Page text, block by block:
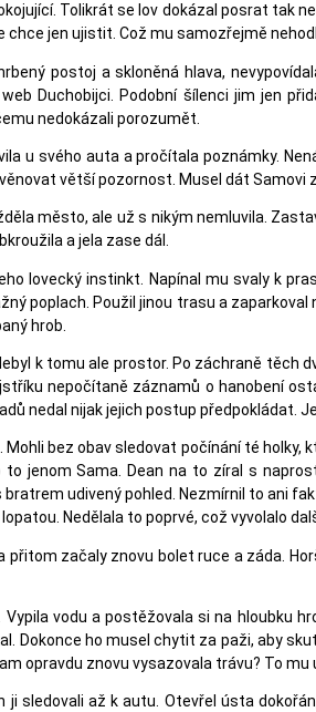
Tolikrát se lov dokázal posrat tak
chce jen ujistit. Což mu samozřejmě
postoj a skloněná hlava,
Duchobijci. Podobní šílenci jim jen
nedokázali porozumět.
u svého auta a pročítala poznámky.
větší pozornost. Musel dát Samovi
město, ale už s nikým nemluvila.
a jela zase dál.
lovecký instinkt. Napínal mu svaly k
poplach. Použil jinou trasu a
hrob.
k tomu ale prostor. Po záchraně
nepočítaně záznamů o hanobení
nedal nijak jejich postup
bez obav sledovat počínání té
to jenom Sama. Dean na to zíral s
udivený pohled. Nezmírnil to ani
Nedělala to poprvé, což vyvolalo
přitom začaly znovu bolet ruce a záda.
Vypila vodu a postěžovala si na hloubku
Dokonce ho musel chytit za paži, aby
opravdu znovu vysazovala trávu? To mu
sledovali až k autu. Otevřel ústa